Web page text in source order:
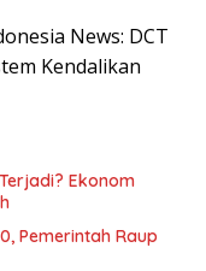
News: DCT
Kendalikan
Ekonom
Pemerintah Raup